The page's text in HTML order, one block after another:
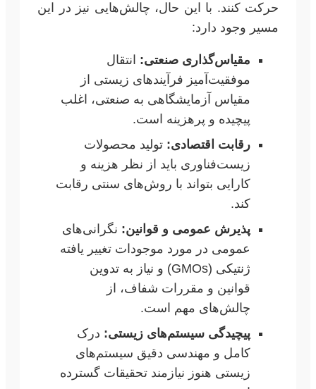
حرکت کنند. با این حال، چالش‌هایی نیز در این
مسیر وجود دارد:
مقیاس‌گذاری صنعتی: انتقال
موفقیت‌آمیز فرآیندهای زیستی از
مقیاس آزمایشگاهی به صنعتی، اغلب
پیچیده و پرهزینه است.
رقابت اقتصادی: تولید محصولات
زیست‌فناوری باید از نظر هزینه و
کارایی بتواند با روش‌های سنتی رقابت
کند.
پذیرش عمومی و قوانین: نگرانی‌های
عمومی در مورد موجودات تغییر یافته
ژنتیکی (GMOs) و نیاز به تدوین
قوانین و مقررات شفاف، از
چالش‌های مهم است.
پیچیدگی سیستم‌های زیستی: درک
کامل و مهندسی دقیق سیستم‌های
زیستی هنوز نیازمند تحقیقات گسترده